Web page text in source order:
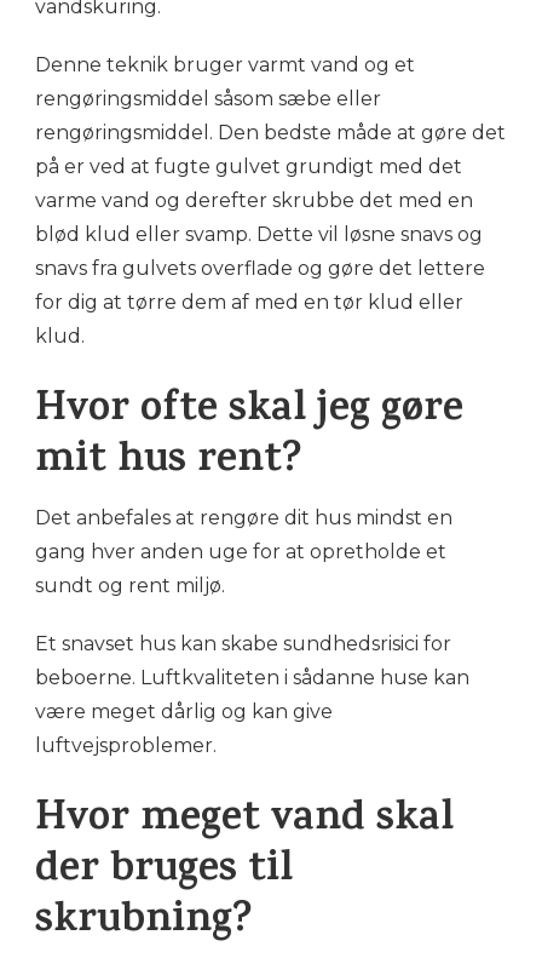
vandskuring.
Denne teknik bruger varmt vand og et
rengøringsmiddel såsom sæbe eller
rengøringsmiddel. Den bedste måde at gøre det
på er ved at fugte gulvet grundigt med det
varme vand og derefter skrubbe det med en
blød klud eller svamp. Dette vil løsne snavs og
snavs fra gulvets overflade og gøre det lettere
for dig at tørre dem af med en tør klud eller
klud.
Hvor ofte skal jeg gøre
mit hus rent?
Det anbefales at rengøre dit hus mindst en
gang hver anden uge for at opretholde et
sundt og rent miljø.
Et snavset hus kan skabe sundhedsrisici for
beboerne. Luftkvaliteten i sådanne huse kan
være meget dårlig og kan give
luftvejsproblemer.
Hvor meget vand skal
der bruges til
skrubning?